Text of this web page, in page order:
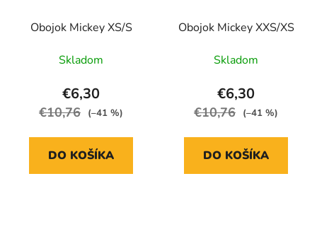
Obojok Mickey XS/S
Skladom
€6,30
€10,76 (–41 %)
DO KOŠÍKA
Obojok Mickey XXS/XS
Skladom
€6,30
€10,76 (–41 %)
DO KOŠÍKA